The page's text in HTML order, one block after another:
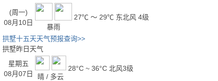
(周一)
08月10日
暴雨
27℃ ～ 29℃ 东北风 4级
拱墅十五天天气预报查询>>
拱墅昨日天气
星期五
08月07日
晴 / 多云
28°C ~ 36°C 北风3级